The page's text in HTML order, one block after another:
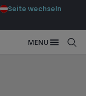
Seite wechseln
MENU